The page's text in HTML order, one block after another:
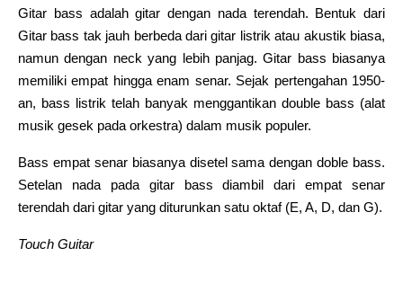
Gitar bass adalah gitar dengan nada terendah. Bentuk dari
Gitar bass tak jauh berbeda dari gitar listrik atau akustik biasa,
namun dengan neck yang lebih panjag. Gitar bass biasanya
memiliki empat hingga enam senar. Sejak pertengahan 1950-
an, bass listrik telah banyak menggantikan double bass (alat
musik gesek pada orkestra) dalam musik populer.
Bass empat senar biasanya disetel sama dengan doble bass.
Setelan nada pada gitar bass diambil dari empat senar
terendah dari gitar yang diturunkan satu oktaf (E, A, D, dan G).
Touch Guitar